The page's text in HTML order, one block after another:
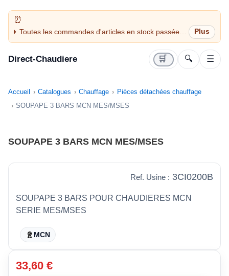
Toutes les commandes d'articles en stock passées
avant 14H sont expédiées le jour même (jours
Direct-Chaudiere 🛒 🔍 ☰
Accueil Catalogues Chauffage
Pièces détachées chauffage
SOUPAPE 3 BARS MCN MES/MSES
SOUPAPE 3 BARS MCN MES/MSES
Ref. Usine : 3CI0200B
SOUPAPE 3 BARS POUR CHAUDIERES MCN
SERIE MES/MSES
MCN
33,60 €